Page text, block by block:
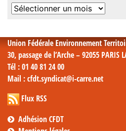
Archives
Union Fédérale Environnement
30, passage de l’Arche – 92055 PARIS
Tél : 01 40 81 24 00
Mail : cfdt.syndicat@i-carre.net
Flux RSS
Adhésion CFDT